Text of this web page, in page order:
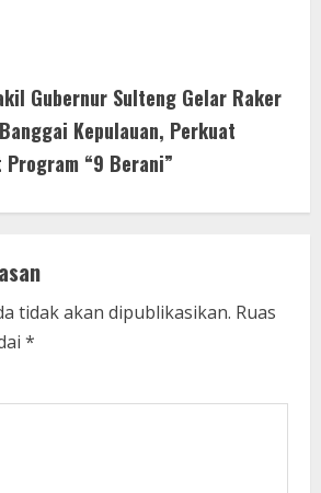
Gubernur Sulteng Gelar Raker
Kepulauan, Perkuat
“9 Berani”
tidak akan dipublikasikan. Ruas
*